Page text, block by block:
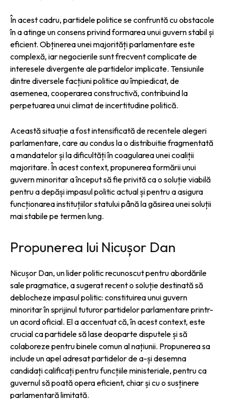
În acest cadru, partidele politice se confruntă cu obstacole
în a atinge un consens privind formarea unui guvern stabil și
eficient. Obținerea unei majorități parlamentare este
complexă, iar negocierile sunt frecvent complicate de
interesele divergente ale partidelor implicate. Tensiunile
dintre diversele facțiuni politice au împiedicat, de
asemenea, cooperarea constructivă, contribuind la
perpetuarea unui climat de incertitudine politică.
Această situație a fost intensificată de recentele alegeri
parlamentare, care au condus la o distribuitie fragmentată
a mandatelor și la dificultăți în coagularea unei coaliții
majoritare. În acest context, propunerea formării unui
guvern minoritar a început să fie privită ca o soluție viabilă
pentru a depăși impasul politic actual și pentru a asigura
funcționarea instituțiilor statului până la găsirea unei soluții
mai stabile pe termen lung.
Propunerea lui Nicușor Dan
Nicușor Dan, un lider politic recunoscut pentru abordările
sale pragmatice, a sugerat recent o soluție destinată să
deblocheze impasul politic: constituirea unui guvern
minoritar în sprijinul tuturor partidelor parlamentare printr-
un acord oficial. El a accentuat că, în acest context, este
crucial ca partidele să lase deoparte disputele și să
colaboreze pentru binele comun al națiunii. Propunerea sa
include un apel adresat partidelor de a-și desemna
candidați calificați pentru funcțiile ministeriale, pentru ca
guvernul să poată opera eficient, chiar și cu o susținere
parlamentară limitată.